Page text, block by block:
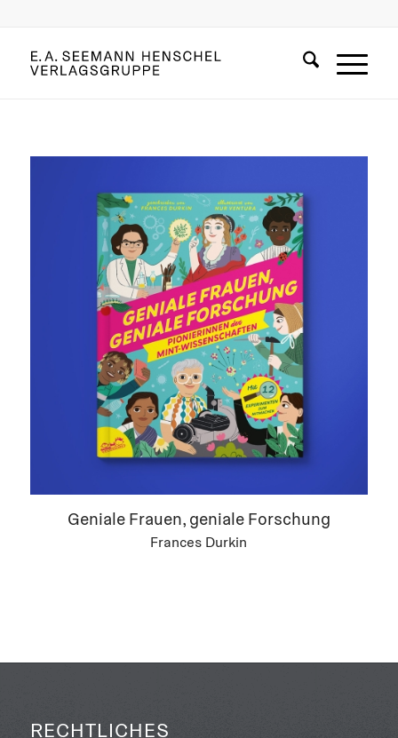
Geniale Frauen, geniale Forschung
Frances Durkin
RECHTLICHES